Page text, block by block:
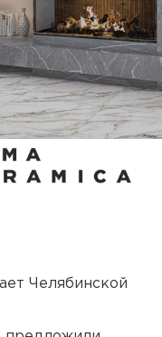
Челябинской